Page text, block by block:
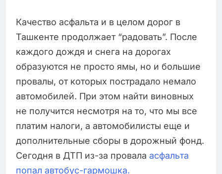
Качество асфальта и в целом дорог в
Ташкенте продолжает “радовать”. После
каждого дождя и снега на дорогах
образуются не просто ямы, но и большие
провалы, от которых пострадало немало
автомобилей. При этом найти виновных
не получится несмотря на то, что мы все
платим налоги, а автомобилисты еще и
дополнительные сборы в дорожный фонд.
Сегодня в ДТП из-за провала асфальта
попал автобус-гармошка.